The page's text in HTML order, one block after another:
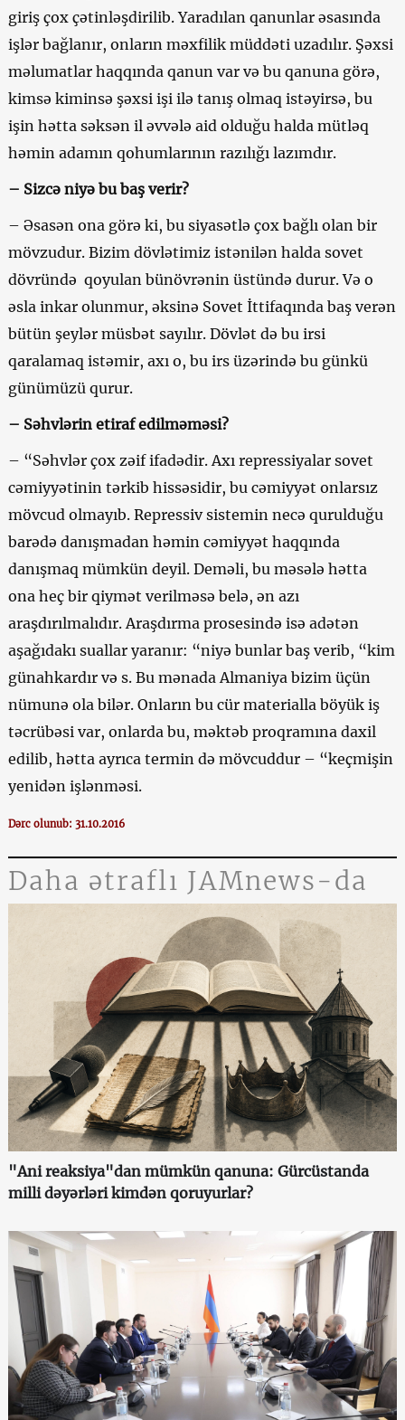
giriş çox çətinləşdirilib. Yaradılan qanunlar əsasında
işlər bağlanır, onların məxfilik müddəti uzadılır. Şəxsi
məlumatlar haqqında qanun var və bu qanuna görə,
kimsə kiminsə şəxsi işi ilə tanış olmaq istəyirsə, bu
işin hətta səksən il əvvələ aid olduğu halda mütləq
həmin adamın qohumlarının razılığı lazımdır.
– Sizcə niyə bu baş verir?
– Əsasən ona görə ki, bu siyasətlə çox bağlı olan bir
mövzudur. Bizim dövlətimiz istənilən halda sovet
dövründə qoyulan bünövrənin üstündə durur. Və o
əsla inkar olunmur, əksinə Sovet İttifaqında baş verən
bütün şeylər müsbət sayılır. Dövlət də bu irsi
qaralamaq istəmir, axı o, bu irs üzərində bu günkü
günümüzü qurur.
– Səhvlərin etiraf edilməməsi?
– “Səhvlər çox zəif ifadədir. Axı repressiyalar sovet
cəmiyyətinin tərkib hissəsidir, bu cəmiyyət onlarsız
mövcud olmayıb. Repressiv sistemin necə qurulduğu
barədə danışmadan həmin cəmiyyət haqqında
danışmaq mümkün deyil. Deməli, bu məsələ hətta
ona heç bir qiymət verilməsə belə, ən azı
araşdırılmalıdır. Araşdırma prosesində isə adətən
aşağıdakı suallar yaranır: “niyə bunlar baş verib, “kim
günahkardır və s. Bu mənada Almaniya bizim üçün
nümunə ola bilər. Onların bu cür materialla böyük iş
təcrübəsi var, onlarda bu, məktəb proqramına daxil
edilib, hətta ayrıca termin də mövcuddur – “keçmişin
yenidən işlənməsi.
Dərc olunub: 31.10.2016
Daha ətraflı JAMnews-da
"Ani reaksiya"dan mümkün qanuna: Gürcüstanda
milli dəyərləri kimdən qoruyurlar?